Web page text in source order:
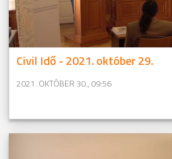
Civil Idő - 2021. október 29.
2021. OKTÓBER 30., 09:56